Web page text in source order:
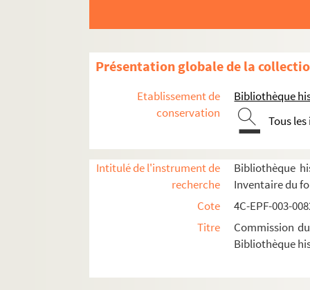
Présentation globale de la
Etablissement de
conservation
Bibliothèque
Tous
Intitulé de l'instrument de
recherche
Bibliothèque
Inventaire du
Cote
4C-EPF-003-
Titre
Commission
Bibliothèque
Dossier n° 49
Dossier n° 50
Dossier n° 51
Dossier n° 51 bis
Dossier n° 53
Dossier n° 54